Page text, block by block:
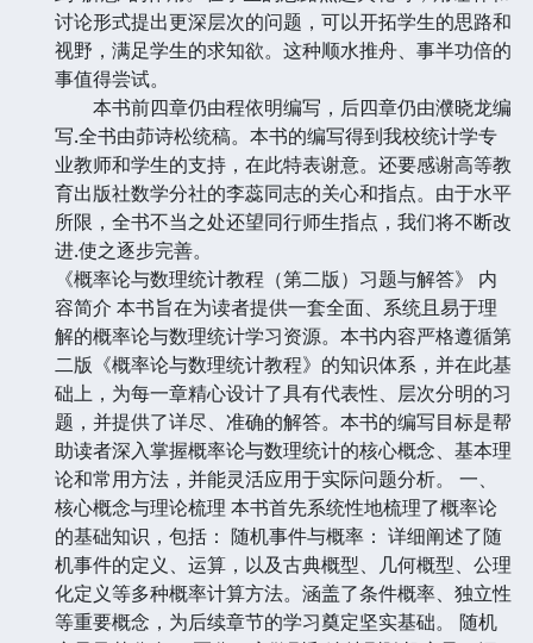
讨论形式提出更深层次的问题，可以开拓学生的思路和
视野，满足学生的求知欲。这种顺水推舟、事半功倍的
事值得尝试。
本书前四章仍由程依明编写，后四章仍由濮晓龙编
写.全书由茆诗松统稿。本书的编写得到我校统计学专
业教师和学生的支持，在此特表谢意。还要感谢高等教
育出版社数学分社的李蕊同志的关心和指点。由于水平
所限，全书不当之处还望同行师生指点，我们将不断改
进.使之逐步完善。
《概率论与数理统计教程（第二版）习题与解答》 内
容简介 本书旨在为读者提供一套全面、系统且易于理
解的概率论与数理统计学习资源。本书内容严格遵循第
二版《概率论与数理统计教程》的知识体系，并在此基
础上，为每一章精心设计了具有代表性、层次分明的习
题，并提供了详尽、准确的解答。本书的编写目标是帮
助读者深入掌握概率论与数理统计的核心概念、基本理
论和常用方法，并能灵活应用于实际问题分析。 一、
核心概念与理论梳理 本书首先系统性地梳理了概率论
的基础知识，包括： 随机事件与概率： 详细阐述了随
机事件的定义、运算，以及古典概型、几何概型、公理
化定义等多种概率计算方法。涵盖了条件概率、独立性
等重要概念，为后续章节的学习奠定坚实基础。 随机